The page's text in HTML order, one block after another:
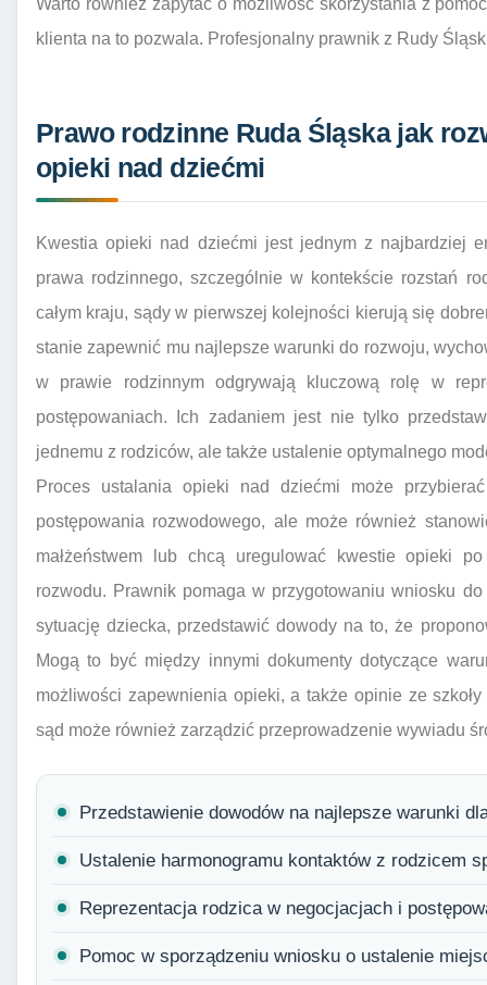
Warto również zapytać o możliwość skorzystania z
klienta na to pozwala. Profesjonalny prawnik z Rudy
Prawo rodzinne Ruda Śląska jak
opieki nad dziećmi
Kwestia opieki nad dziećmi jest jednym z najbardziej
prawa rodzinnego, szczególnie w kontekście rozstań
całym kraju, sądy w pierwszej kolejności kierują się
stanie zapewnić mu najlepsze warunki do rozwoju,
w prawie rodzinnym odgrywają kluczową rolę w
postępowaniach. Ich zadaniem jest nie tylko
jednemu z rodziców, ale także ustalenie optymalnego
Proces ustalania opieki nad dziećmi może
postępowania rozwodowego, ale może również
małżeństwem lub chcą uregulować kwestie opieki
rozwodu. Prawnik pomaga w przygotowaniu wniosku
sytuację dziecka, przedstawić dowody na to, że
Mogą to być między innymi dokumenty dotyczące
możliwości zapewnienia opieki, a także opinie ze
sąd może również zarządzić przeprowadzenie wywiadu
Przedstawienie dowodów na najlepsze warunki
Ustalenie harmonogramu kontaktów z rodzicem
Reprezentacja rodzica w negocjacjach i
Pomoc w sporządzeniu wniosku o ustalenie